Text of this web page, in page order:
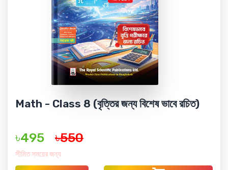
Math - Class 8 (বৃত্তির জন্য বিশেষ ভাবে রচিত)
৳495 ৳550
সীমিত সময়ের জন্য